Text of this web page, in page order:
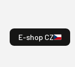
E-shop CZ